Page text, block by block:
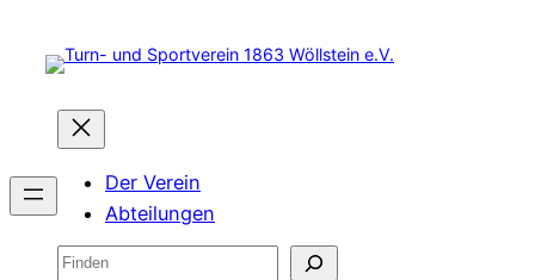
Inhalt
Der Verein
Abteilungen
Suchen